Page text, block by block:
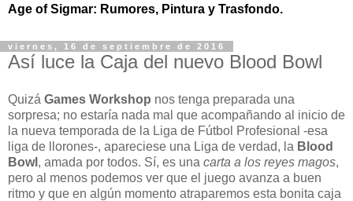
Age of Sigmar: Rumores, Pintura y Trasfondo.
viernes, 16 de septiembre de 2016
Así luce la Caja del nuevo Blood Bowl
Quizá Games Workshop nos tenga preparada una
sorpresa; no estaría nada mal que acompañando al inicio de
la nueva temporada de la Liga de Fútbol Profesional -esa
liga de llorones-, apareciese una Liga de verdad, la Blood
Bowl , amada por todos. Sí, es una carta a los reyes magos,
pero al menos podemos ver que el juego avanza a buen
ritmo y que en algún momento atraparemos esta bonita caja